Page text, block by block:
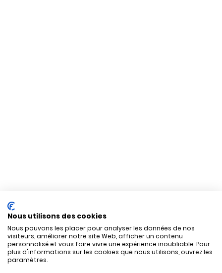
Nous utilisons des cookies
Nous pouvons les placer pour analyser les données de nos
visiteurs, améliorer notre site Web, afficher un contenu
personnalisé et vous faire vivre une expérience inoubliable. Pour
plus d'informations sur les cookies que nous utilisons, ouvrez les
paramètres.